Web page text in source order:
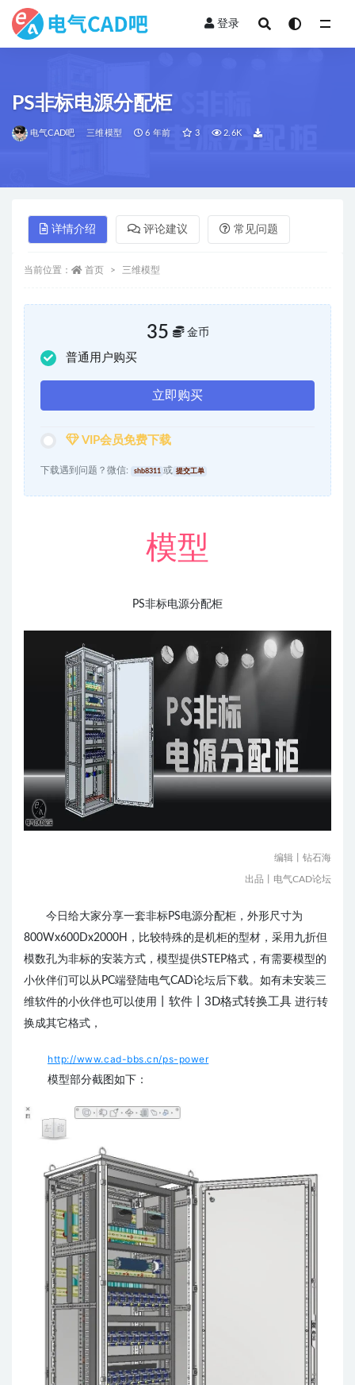
登录
PS非标电源分配柜
电气CAD吧 三维模型 6 年前 3 2.6K
详情介绍 评论建议 常见问题
当前位置： 首页 三维模型
35 金币
普通用户购买
立即购买
VIP会员免费下载
下载遇到问题？微信: shb8311 或 提交工单
模型
PS非标电源分配柜
编辑丨钻石海
出品丨电气CAD论坛
今日给大家分享一套非标PS电源分配柜，外形尺寸为
800Wx600Dx2000H，比较特殊的是机柜的型材，采用九折但
模数孔为非标的安装方式，模型提供STEP格式， 有需要模型的
小伙伴们可以从PC端登陆电气CAD论坛后下载。 如有未安装三
维软件的小伙伴也可以使用
丨软件丨3D格式转换工具 进行转
换成其它格式，
http://www.cad-bbs.cn/ps-power
模型部分截图如下：